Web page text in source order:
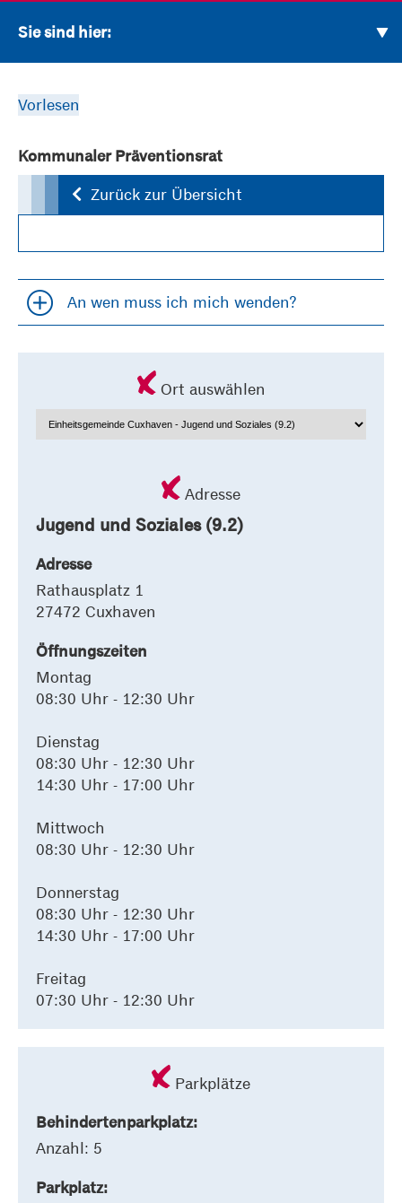
Sie sind hier:
Vorlesen
Kommunaler Präventionsrat
Zurück zur Übersicht
Accordion öfffnen und schließen
An wen muss ich mich wenden?
Ort auswählen
Adresse
Jugend und Soziales (9.2)
Adresse
Rathausplatz 1
27472 Cuxhaven
Öffnungszeiten
Montag
08:30 Uhr - 12:30 Uhr
Dienstag
08:30 Uhr - 12:30 Uhr
14:30 Uhr - 17:00 Uhr
Mittwoch
08:30 Uhr - 12:30 Uhr
Donnerstag
08:30 Uhr - 12:30 Uhr
14:30 Uhr - 17:00 Uhr
Freitag
07:30 Uhr - 12:30 Uhr
Parkplätze
Behindertenparkplatz:
Anzahl: 5
Parkplatz: